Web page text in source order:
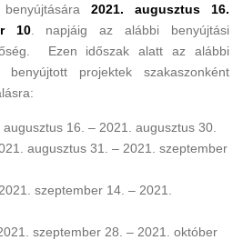
2021. augusztus 16.
10. napjáig az alábbi benyújtási
Ezen időszak alatt az alábbi
benyújtott projektek szakaszonként
16. – 2021. augusztus 30.
augusztus 31. – 2021. szeptember
szeptember 14. – 2021.
szeptember 28. – 2021. október